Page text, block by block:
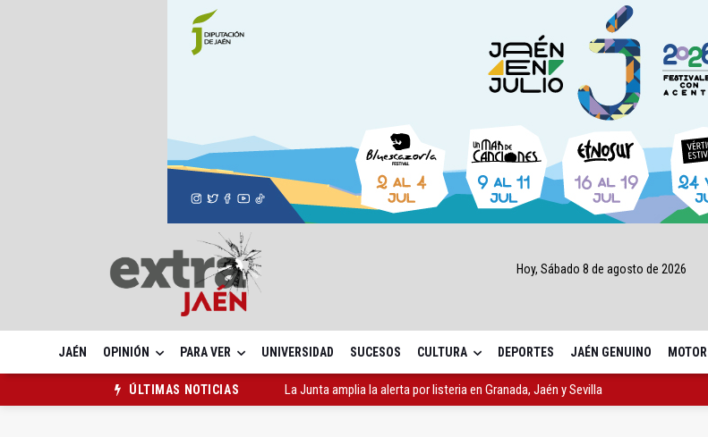
Hoy, Sábado 8 de agosto de 2026
JAÉN OPINIÓN PARA VER UNIVERSIDAD SUCESOS CULTURA DEPORTES JAÉN GENUINO MOTOR
ÚLTIMAS NOTICIAS
Rubén Gómez se suma al Avanza Jaén Paraíso Interior